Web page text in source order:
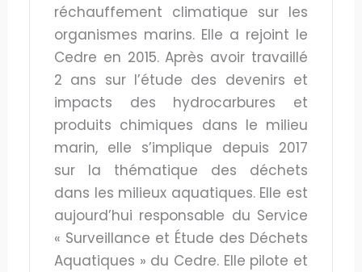
réchauffement climatique sur les
organismes marins. Elle a rejoint le
Cedre en 2015. Après avoir travaillé
2 ans sur l’étude des devenirs et
impacts des hydrocarbures et
produits chimiques dans le milieu
marin, elle s’implique depuis 2017
sur la thématique des déchets
dans les milieux aquatiques. Elle est
aujourd’hui responsable du Service
« Surveillance et Étude des Déchets
Aquatiques » du Cedre. Elle pilote et